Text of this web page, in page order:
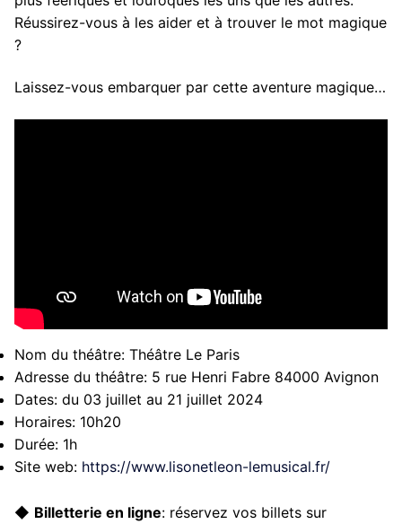
Réussirez-vous à les aider et à trouver le mot magique
?
Laissez-vous embarquer par cette aventure magique…
Nom du théâtre: Théâtre Le Paris
Adresse du théâtre: 5 rue Henri Fabre 84000 Avignon
Dates: du 03 juillet au 21 juillet 2024
Horaires: 10h20
Durée: 1h
Site web: https://www.lisonetleon-lemusical.fr/
◆ Billetterie en ligne: réservez vos billets sur